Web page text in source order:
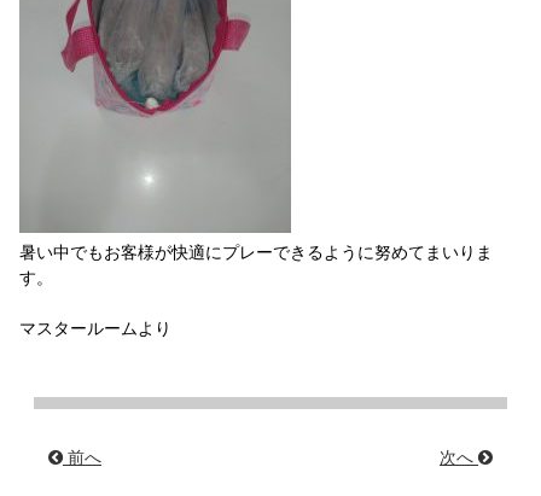
暑い中でもお客様が快適にプレーできるように努めてまいりま
す。
マスタールームより
前へ 次へ